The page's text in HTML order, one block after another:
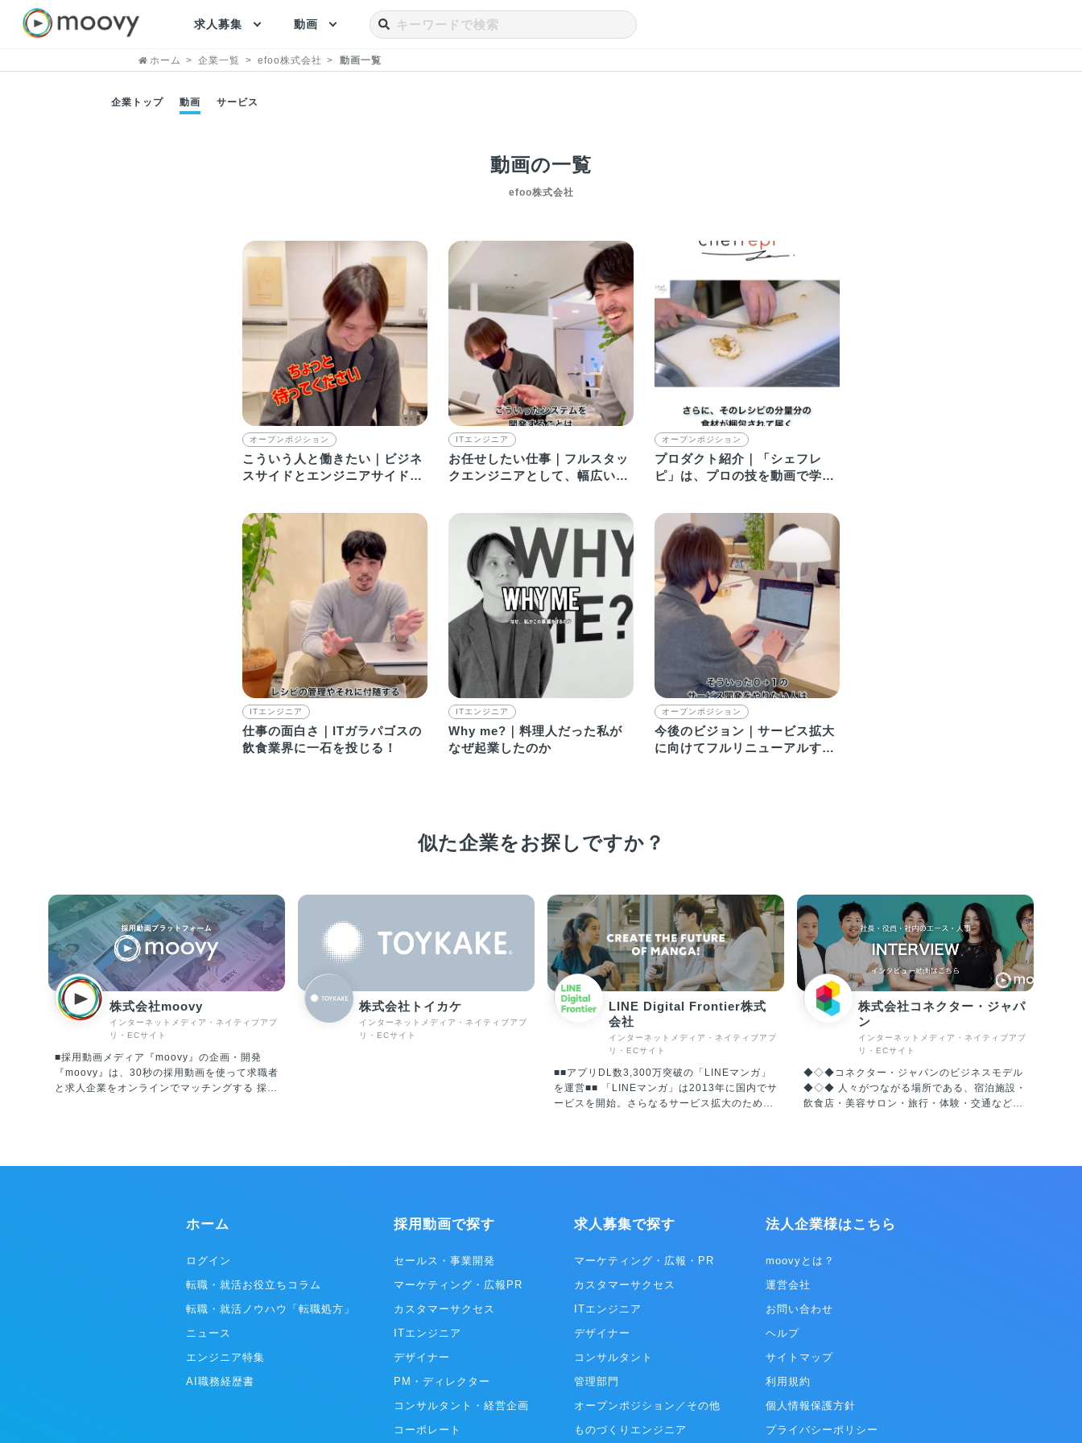
求人募集 動画
ホーム 企業一覧 efoo株式会社 動画一覧
企業トップ 動画 サービス
動画の一覧
efoo株式会社
オープンポジション
こういう人と働きたい｜ビジネ
スサイドとエンジニアサイドで
ITエンジニア
お任せしたい仕事｜フルスタッ
クエンジニアとして、幅広い機
オープンポジション
プロダクト紹介｜「シェフレ
ピ」は、プロの技を動画で学べ
ITエンジニア
仕事の面白さ｜ITガラパゴスの
飲食業界に一石を投じる！
ITエンジニア
Why me?｜料理人だった私が
なぜ起業したのか
オープンポジション
今後のビジョン｜サービス拡大
に向けてフルリニューアルする
似た企業をお探しですか？
株式会社moovy
インターネットメディア・ネイティブアプ
リ・ECサイト
■採用動画メディア『moovy』の企画・開発
『moovy』は、30秒の採用動画を使って求職者
と求人企業をオンラインでマッチングする 採用
業は文章だけでは表現しきれなかった採用情報
株式会社トイカケ
インターネットメディア・ネイティブアプ
リ・ECサイト
LINE Digital Frontier株式
会社
インターネットメディア・ネイティブアプ
リ・ECサイト
■■アプリDL数3,300万突破の「LINEマンガ」
を運営■■ 「LINEマンガ」は2013年に国内でサ
ービスを開始。さらなるサービス拡大のため、
Inc.の100％子会社となり、現在は“WEBTOON
誰もが使う「国民的サービス」を目指し、エン
あり続けます。 ※WEBTOON Worldwide
ビス展開する、電子コミックを中心としたプラ
ットフォームの連合体。代表的なプラットフォ
Frontier株式会社）、「WEBTOON」（北中南
「NAVER WEBTOON」（韓国/NAVER
WEBTOON Ltd.）、「LINE WEBTOON」（東
た月間利用者数（MAU）は8,200万、累計ダウ
ンロード数は2億超、ひと月の流通額は100億
株式会社コネクター・ジャパ
ン
インターネットメディア・ネイティブアプ
リ・ECサイト
◆◇◆コネクター・ジャパンのビジネスモデル
◆◇◆ 人々がつながる場所である、宿泊施設・
飲食店・美容サロン・旅行・体験・交通など、
れがコネクター・ジャパンが創業より大切にし
らず、さらに重要性は高まっていると言えま
がらも、心が揺さぶられるリアルな現場をしっ
歩むお手伝いをする、これを世界規模で実現す
ることが我々のビジョンです。 ◎ホテルマーケ
ティング事業 ホテルマーケティング事業は、ホ
ント）の運用代行や、自社HP（ホームペー
ジ）の作成、PMSやGDSなどの選定アドバイ
を行っています。 ホテルや旅館、ゲストハウス
など約300施設の契約実績があります。また多
ホーム
ログイン
転職・就活お役立ちコラム
転職・就活ノウハウ「転職処方」
ニュース
エンジニア特集
AI職務経歴書
採用動画で探す
セールス・事業開発
マーケティング・広報PR
カスタマーサクセス
ITエンジニア
デザイナー
PM・ディレクター
コンサルタント・経営企画
コーポレート
求人募集で探す
マーケティング・広報・PR
カスタマーサクセス
ITエンジニア
デザイナー
コンサルタント
管理部門
オープンポジション／その他
ものづくりエンジニア
法人企業様はこちら
moovyとは？
運営会社
お問い合わせ
ヘルプ
サイトマップ
利用規約
個人情報保護方針
プライバシーポリシー